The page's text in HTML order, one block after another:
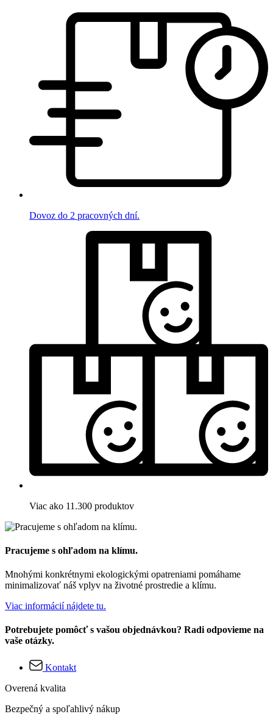
Dovoz do 2 pracovných dní.
Viac ako 11.300 produktov
Pracujeme s ohľadom na klímu.
Mnohými konkrétnymi ekologickými opatreniami pomáhame
minimalizovať náš vplyv na životné prostredie a klímu.
Viac informácií nájdete tu.
Potrebujete pomôcť s vašou objednávkou? Radi odpovieme na
vaše otázky.
Kontakt
Overená kvalita
Bezpečný a spoľahlivý nákup